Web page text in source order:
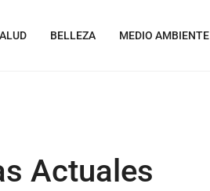
BELLEZA MEDIO AMBIENTE
Actuales